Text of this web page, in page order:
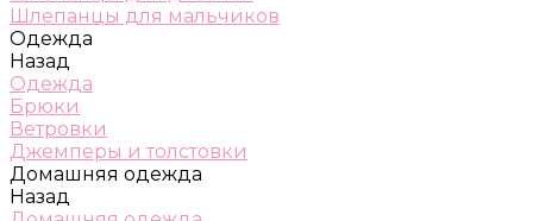
Шлепанцы для мальчиков
Одежда
Назад
Одежда
Брюки
Ветровки
Джемперы и толстовки
Домашняя одежда
Назад